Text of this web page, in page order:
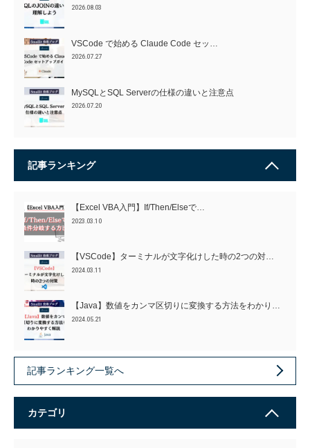
2026.08.03
VSCode で始める Claude Code セッ…
2026.07.27
MySQLとSQL Serverの仕様の違いと注意点
2026.07.20
記事ランキング
【Excel VBA入門】If/Then/Elseで…
2023.03.10
【VSCode】ターミナルが文字化けした時の2つの対…
2024.03.11
【Java】数値をカンマ区切りに変換する方法をわかり…
2024.05.21
記事ランキング一覧へ
カテゴリ